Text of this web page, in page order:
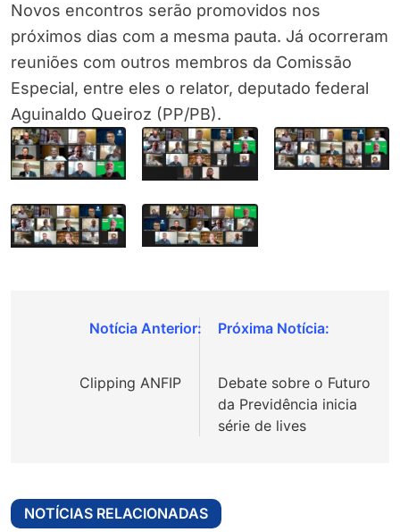
Novos encontros serão promovidos nos
próximos dias com a mesma pauta. Já ocorreram
reuniões com outros membros da Comissão
Especial, entre eles o relator, deputado federal
Aguinaldo Queiroz (PP/PB).
Navegação
Clipping ANFIP
Debate sobre o Futuro
da Previdência inicia
série de lives
NOTÍCIAS RELACIONADAS